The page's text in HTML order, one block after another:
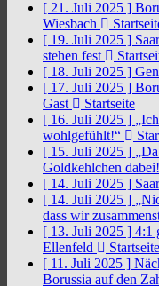
[ 21. Juli 2025 ]
Wiesbach
[ 19. Juli 2025 ]
stehen fest
[ 18. Juli 2025 ]
[ 17. Juli 2025 ]
Gast
Startseite
[ 16. Juli 2025 ]
wohlgefühlt!“
[ 15. Juli 2025 ]
Goldkehlchen
[ 14. Juli 2025 ]
[ 14. Juli 2025 ]
dass wir
[ 13. Juli 2025 ] 4:1
Ellenfeld
Startseite
[ 11. Juli 2025 ]
Borussia auf den